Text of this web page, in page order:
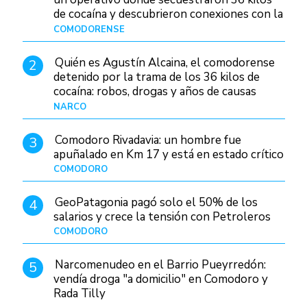
de cocaína y descubrieron conexiones con la
Patagonia
COMODORENSE
2
Quién es Agustín Alcaina, el comodorense
detenido por la trama de los 36 kilos de
cocaína: robos, drogas y años de causas
judiciales
NARCO
3
Comodoro Rivadavia: un hombre fue
apuñalado en Km 17 y está en estado crítico
COMODORO
4
GeoPatagonia pagó solo el 50% de los
salarios y crece la tensión con Petroleros
COMODORO
5
Narcomenudeo en el Barrio Pueyrredón:
vendía droga "a domicilio" en Comodoro y
Rada Tilly